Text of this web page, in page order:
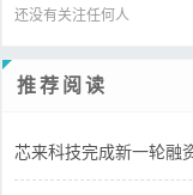
还没有关注任何人
推荐阅读
芯来科技完成新一轮融